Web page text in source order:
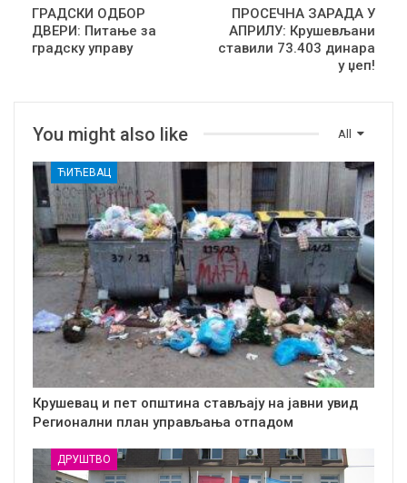
ГРАДСКИ ОДБОР
ДВЕРИ: Питање за
градску управу
ПРОСЕЧНА ЗАРАДА У
АПРИЛУ: Крушевљани
ставили 73.403 динара
у џеп!
All
You might also like
ЋИЋЕВАЦ
Крушевац и пет општина стављају на јавни увид
Регионални план управљања отпадом
ДРУШТВО